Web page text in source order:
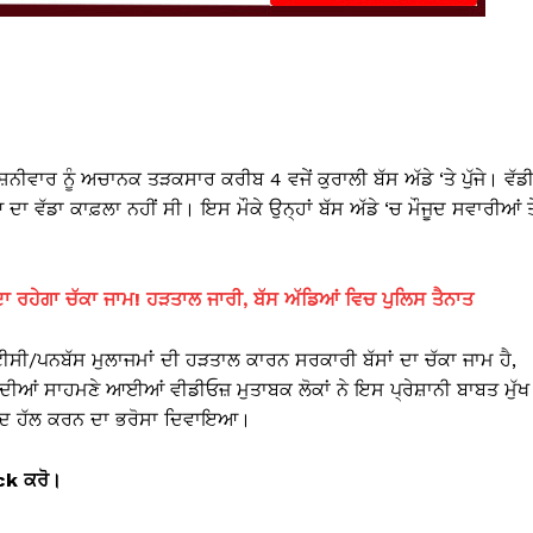
ਨੂੰ ਅਚਾਨਕ ਤੜਕਸਾਰ ਕਰੀਬ 4 ਵਜੇਂ ਕੁਰਾਲੀ ਬੱਸ ਅੱਡੇ ‘ਤੇ ਪੁੱਜੇ। ਵੱਡੀ
ਵੱਡਾ ਕਾਫ਼ਲਾ ਨਹੀਂ ਸੀ। ਇਸ ਮੌਕੇ ਉਨ੍ਹਾਂ ਬੱਸ ਅੱਡੇ ‘ਚ ਮੌਜੂਦ ਸਵਾਰੀਆਂ
ਚੱਕਾ ਜਾਮ! ਹੜਤਾਲ ਜਾਰੀ, ਬੱਸ ਅੱਡਿਆਂ ਵਿਚ ਪੁਲਿਸ ਤੈਨਾਤ
ਪਨਬੱਸ ਮੁਲਾਜਮਾਂ ਦੀ ਹੜਤਾਲ ਕਾਰਨ ਸਰਕਾਰੀ ਬੱਸਾਂ ਦਾ ਚੱਕਾ ਜਾਮ ਹੈ,
ਸਾਹਮਣੇ ਆਈਆਂ ਵੀਡੀਓਜ਼ ਮੁਤਾਬਕ ਲੋਕਾਂ ਨੇ ਇਸ ਪ੍ਰੇਸ਼ਾਨੀ ਬਾਬਤ ਮੁੱਖ
ਹੱਲ ਕਰਨ ਦਾ ਭਰੋਸਾ ਦਿਵਾਇਆ।
ਕਰੋ।